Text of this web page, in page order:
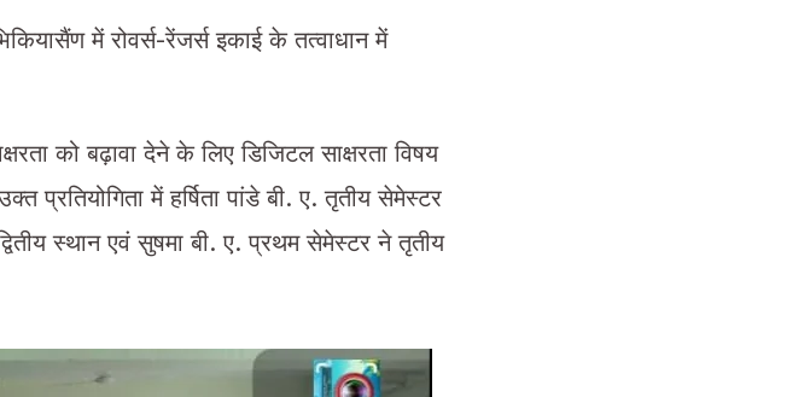
में रोवर्स-रेंजर्स इकाई के तत्वाधान में
को बढ़ावा देने के लिए डिजिटल साक्षरता विषय
प्रतियोगिता में हर्षिता पांडे बी. ए. तृतीय सेमेस्टर
स्थान एवं सुषमा बी. ए. प्रथम सेमेस्टर ने तृतीय